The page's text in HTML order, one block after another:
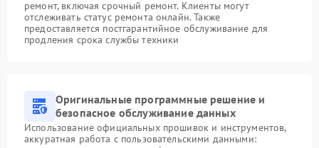
ремонт, включая срочный ремонт. Клиенты могут
отслеживать статус ремонта онлайн. Также
предоставляется постгарантийное обслуживание для
продления срока службы техники
Оригинальные программные решение и
безопасное обслуживание данных
Использование официальных прошивок и инструментов,
аккуратная работа с пользовательскими данными: